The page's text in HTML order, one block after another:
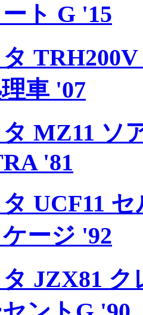
ト G '15
タ
車 '07
タ MZ11 ソ
'81
タ UCF11
ージ '92
タ JZX81